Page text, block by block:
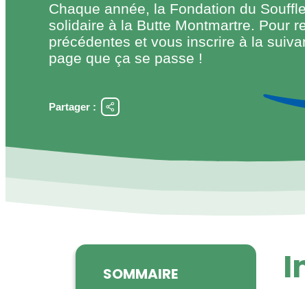
Chaque année, la Fondation du
solidaire à la Butte Montmartre. Pour
précédentes et vous inscrire à la
page que ça se passe !
Partager :
SOMMAIRE